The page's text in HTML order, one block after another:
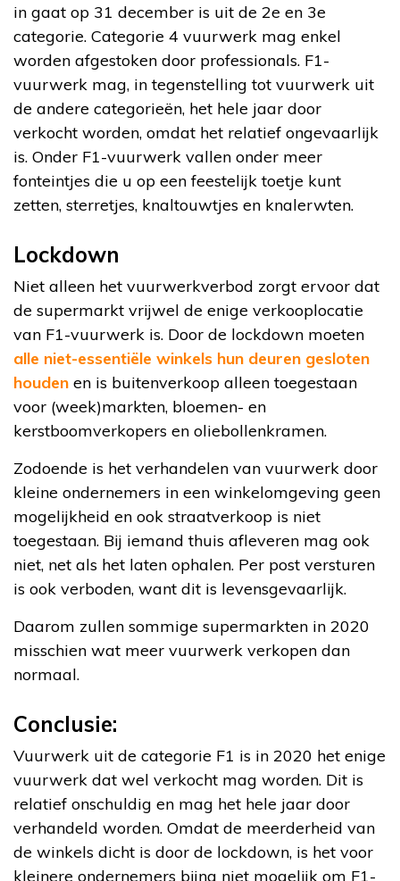
in gaat op 31 december is uit de 2e en 3e
categorie. Categorie 4 vuurwerk mag enkel
worden afgestoken door professionals. F1-
vuurwerk mag, in tegenstelling tot vuurwerk uit
de andere categorieën, het hele jaar door
verkocht worden, omdat het relatief ongevaarlijk
is. Onder F1-vuurwerk vallen onder meer
fonteintjes die u op een feestelijk toetje kunt
zetten, sterretjes, knaltouwtjes en knalerwten.
Lockdown
Niet alleen het vuurwerkverbod zorgt ervoor dat
de supermarkt vrijwel de enige verkooplocatie
van F1-vuurwerk is. Door de lockdown moeten
alle niet-essentiële winkels hun deuren gesloten
houden en is buitenverkoop alleen toegestaan
voor (week)markten, bloemen- en
kerstboomverkopers en oliebollenkramen.
Zodoende is het verhandelen van vuurwerk door
kleine ondernemers in een winkelomgeving geen
mogelijkheid en ook straatverkoop is niet
toegestaan. Bij iemand thuis afleveren mag ook
niet, net als het laten ophalen. Per post versturen
is ook verboden, want dit is levensgevaarlijk.
Daarom zullen sommige supermarkten in 2020
misschien wat meer vuurwerk verkopen dan
normaal.
Conclusie:
Vuurwerk uit de categorie F1 is in 2020 het enige
vuurwerk dat wel verkocht mag worden. Dit is
relatief onschuldig en mag het hele jaar door
verhandeld worden. Omdat de meerderheid van
de winkels dicht is door de lockdown, is het voor
kleinere ondernemers bijna niet mogelijk om F1-